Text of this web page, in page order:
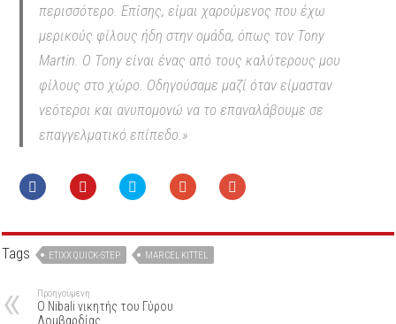
περισσότερο. Επίσης, είμαι χαρούμενος που έχω
μερικούς φίλους ήδη στην ομάδα, όπως τον Tony
Martin. Ο Tony είναι ένας από τους καλύτερους μου
φίλους στο χώρο. Οδηγούσαμε μαζί όταν είμασταν
νεότεροι και ανυπομονώ να το επαναλάβουμε σε
επαγγελματικό επίπεδο.»
Tags ETIXX QUICK-STEP ΜARCEL KITTEL
Προηγούμενη
Ο Nibali νικητής του Γύρου
Λομβαρδίας